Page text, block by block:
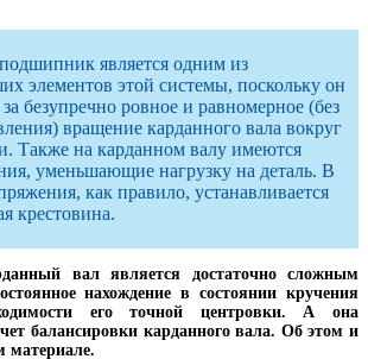
является одним из
элементов этой системы, поскольку он
за безупречно ровное и равномерное (без
вращение карданного вала вокруг
Также на карданном валу имеются
уменьшающие нагрузку на деталь. В
как правило, устанавливается
крестовина.
вал является достаточно сложным
нахождение в состоянии кручения
его точной центровки. А она
балансировки карданного вала. Об этом и
материале.